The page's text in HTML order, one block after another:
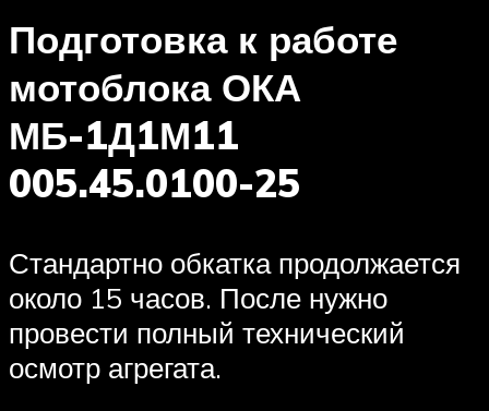
Подготовка к работе
мотоблока ОКА
МБ-1Д1М11
005.45.0100-25
Стандартно обкатка продолжается
около 15 часов. После нужно
провести полный технический
осмотр агрегата.